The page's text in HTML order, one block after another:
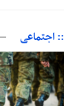
:: اجتماعی